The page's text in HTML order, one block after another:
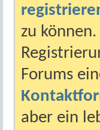
zu
Forums
aber ein